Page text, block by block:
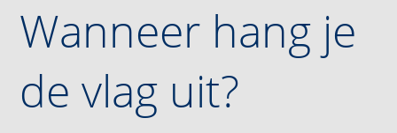
Wanneer hang je
de vlag uit?